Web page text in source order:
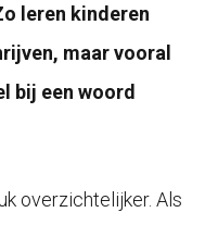
leren kinderen
maar vooral
bij een woord
overzichtelijker. Als